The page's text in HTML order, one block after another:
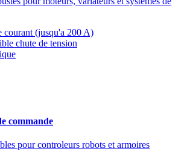
courant (jusqu'a 200 A)
chute de tension
commande
pour controleurs robots et armoires